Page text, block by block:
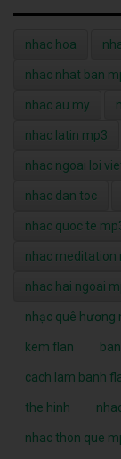
nhac hoa
nhac nhat ban
nhac au my
nhac latin mp3
nhac ngoai loi
nhac dan toc
nhac quoc te
nhac meditation
nhac hai ngoai
nhạc quê hương
kem flan
cach lam banh
the hinh
nhac thon que